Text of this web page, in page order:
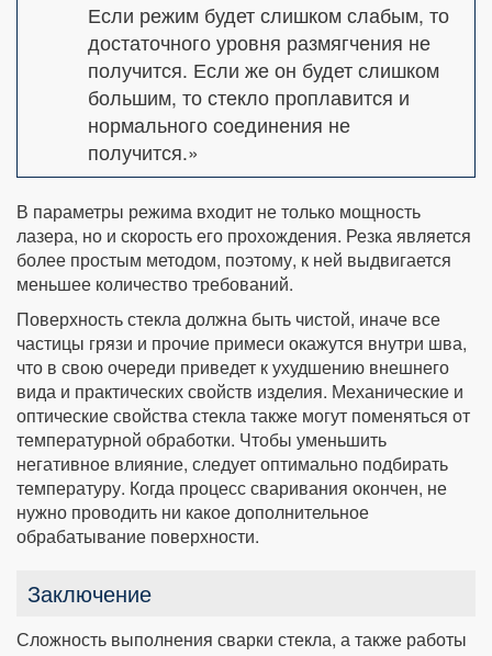
Если режим будет слишком слабым, то
достаточного уровня размягчения не
получится. Если же он будет слишком
большим, то стекло проплавится и
нормального соединения не
получится.»
В параметры режима входит не только мощность
лазера, но и скорость его прохождения. Резка является
более простым методом, поэтому, к ней выдвигается
меньшее количество требований.
Поверхность стекла должна быть чистой, иначе все
частицы грязи и прочие примеси окажутся внутри шва,
что в свою очереди приведет к ухудшению внешнего
вида и практических свойств изделия. Механические и
оптические свойства стекла также могут поменяться от
температурной обработки. Чтобы уменьшить
негативное влияние, следует оптимально подбирать
температуру. Когда процесс сваривания окончен, не
нужно проводить ни какое дополнительное
обрабатывание поверхности.
Заключение
Сложность выполнения сварки стекла, а также работы